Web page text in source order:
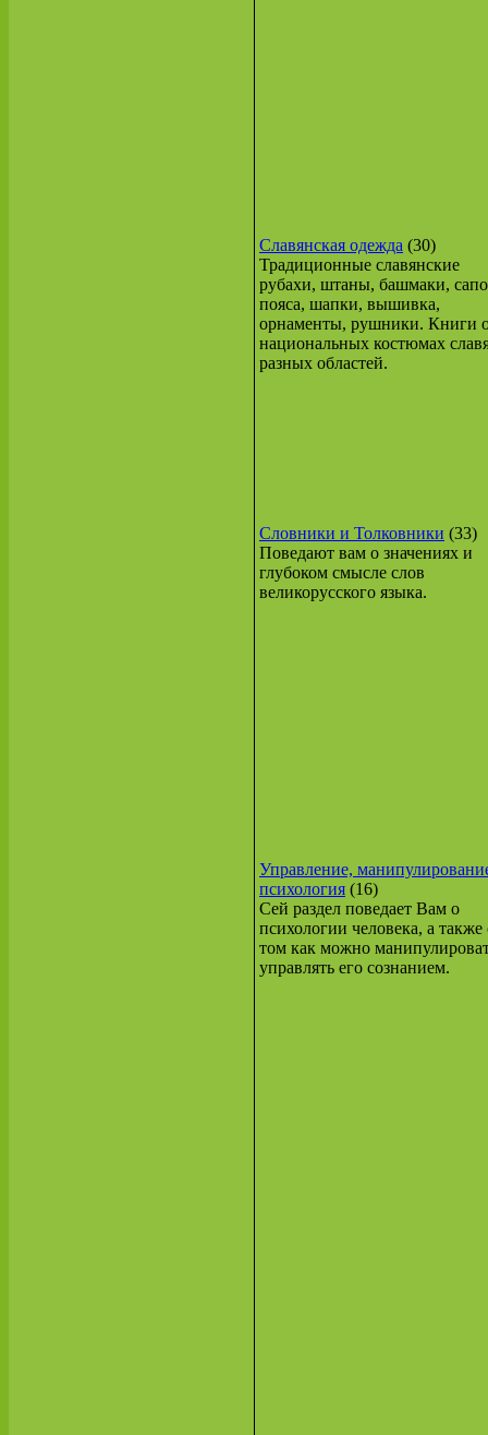
Славянская одежда (30)
Традиционные славянские
рубахи, штаны, башмаки,
пояса, шапки, вышивка,
орнаменты, рушники. Книги
национальных костюмах
разных областей.
Словники и Толковники (33)
Поведают вам о значениях и
глубоком смысле слов
великорусского языка.
Управление,
психология (16)
Сей раздел поведает Вам о
психологии человека, а также
том как можно
управлять его сознанием.